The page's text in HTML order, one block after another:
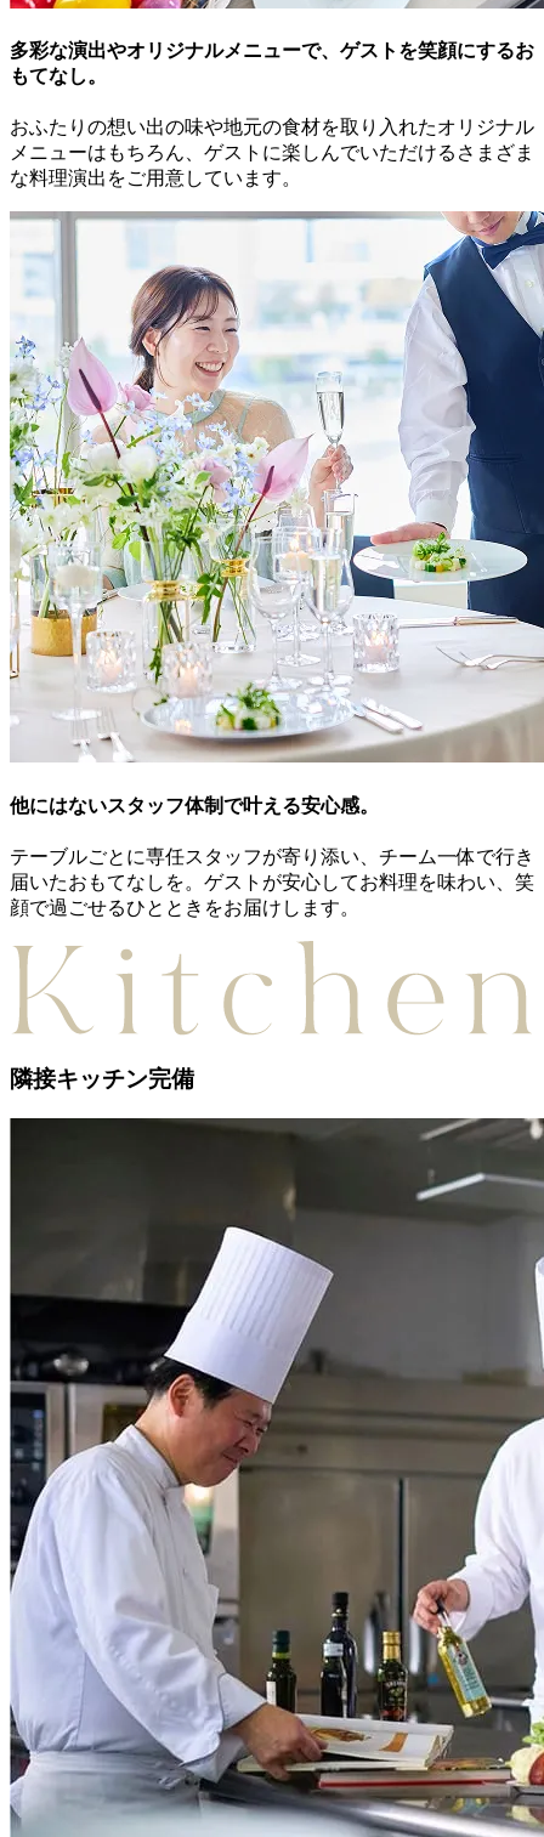
多彩な演出やオリジナルメニューで、 ゲストを笑顔にするお
もてなし。
おふたりの想い出の味や地元の食材を取り入れたオリジナル
メニューはもちろん、ゲストに楽しんでいただけるさまざま
な料理演出をご用意しています。
他にはないスタッフ体制で叶える安心感。
テーブルごとに専任スタッフが寄り添い、チーム一体で行き
届いたおもてなしを。ゲストが安心してお料理を味わい、笑
顔で過ごせるひとときをお届けします。
隣接キッチン完備